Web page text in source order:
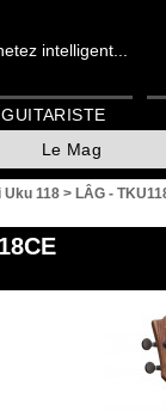
intelligent...
Le Mag
GUITARISTE
Uku 118 > LÂG -